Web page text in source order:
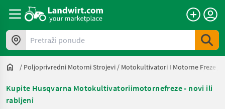
Pretraži ponude
/ Poljoprivredni Motorni Strojevi / Motokultivatori I Motorne Freze
Kupite Husqvarna Motokultivatoriimotornefreze - novi ili
rabljeni